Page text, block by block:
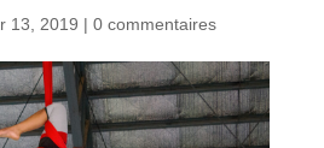
13, 2019 | 0 commentaires